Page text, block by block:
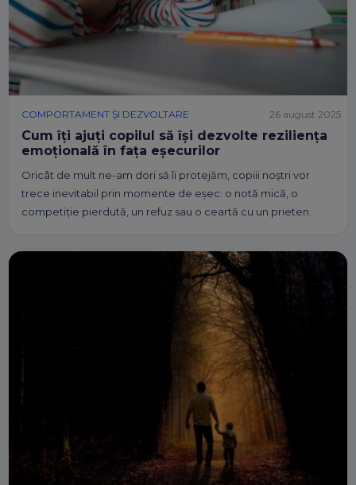
COMPORTAMENT ȘI DEZVOLTARE
Cum îți ajuți copilul să își dezvolte reziliența
emoțională în fața eșecurilor
Oricât de mult ne-am dori să îi protejăm, copiii noștri vor
trece inevitabil prin momente de eșec: o notă mică, o
competiție pierdută, un refuz sau o ceartă cu un prieten.
26 august 2025